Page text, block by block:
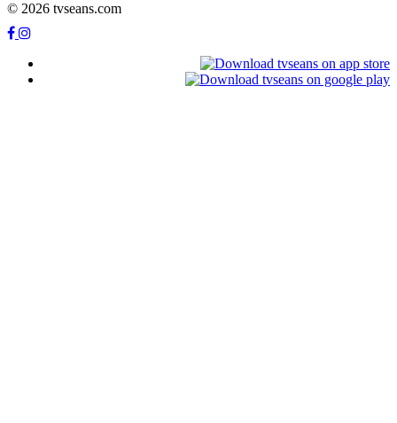
© 2026 tvseans.com